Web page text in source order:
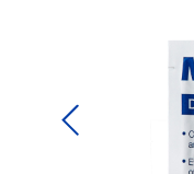
Previous